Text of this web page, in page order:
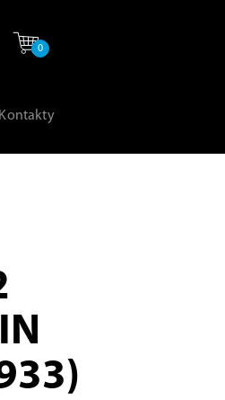
0
Kontakty